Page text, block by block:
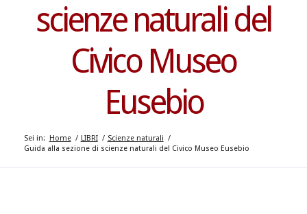
scienze naturali del
Civico Museo
Eusebio
Sei in: Home / LIBRI / Scienze naturali /
Guida alla sezione di scienze naturali del Civico Museo Eusebio